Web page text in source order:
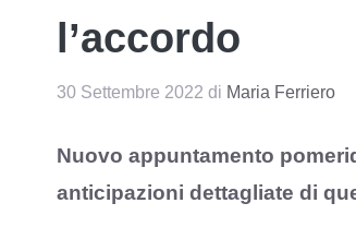
l’accordo
30 Settembre 2022 di Maria Ferriero
Nuovo appuntamento
anticipazioni dettagliate di